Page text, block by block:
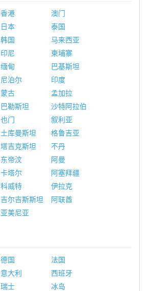
香港
澳门
日本
泰国
韩国
马来西亚
印尼
柬埔寨
缅甸
巴基斯坦
尼泊尔
印度
蒙古
孟加拉
巴勒斯坦
沙特阿拉伯
也门
叙利亚
土库曼斯坦
格鲁吉亚
塔吉克斯坦
不丹
东帝汶
阿曼
卡塔尔
阿塞拜疆
科威特
伊拉克
吉尔吉斯斯坦
阿联酋
亚美尼亚
德国
法国
意大利
西班牙
瑞士
冰岛